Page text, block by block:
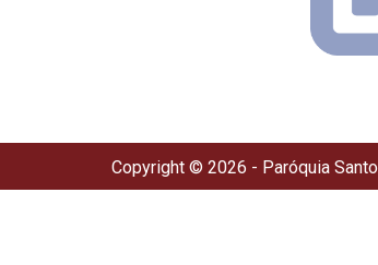
Copyright © 2026 - Paróquia